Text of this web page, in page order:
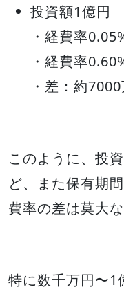
投資額1億円
・経費率
・経費率
・差：約
このように、投
ど、また保有期
費率の差は莫大
特に数千万円〜1